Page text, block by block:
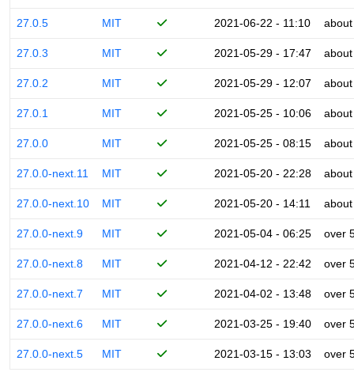
27.0.5 MIT 2021-06-22 - 11:10
27.0.3 MIT 2021-05-29 - 17:47
27.0.2 MIT 2021-05-29 - 12:07
27.0.1 MIT 2021-05-25 - 10:06
27.0.0 MIT 2021-05-25 - 08:15
27.0.0-next.11 MIT 2021-05-20 - 22:28
27.0.0-next.10 MIT 2021-05-20 - 14:11
27.0.0-next.9 MIT 2021-05-04 - 06:25 over
27.0.0-next.8 MIT 2021-04-12 - 22:42 over
27.0.0-next.7 MIT 2021-04-02 - 13:48 over
27.0.0-next.6 MIT 2021-03-25 - 19:40 over
27.0.0-next.5 MIT 2021-03-15 - 13:03 over